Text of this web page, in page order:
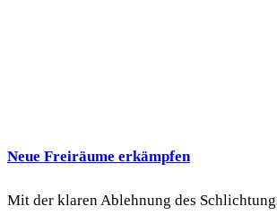
Neue Freiräume erkämpfen
Mit der klaren Ablehnung des